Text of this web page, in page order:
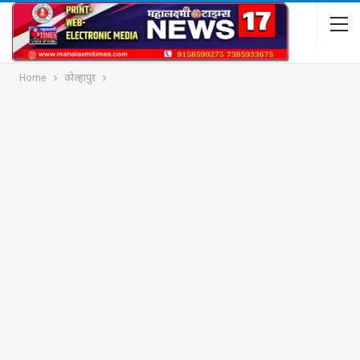
Home कोल्हापुर